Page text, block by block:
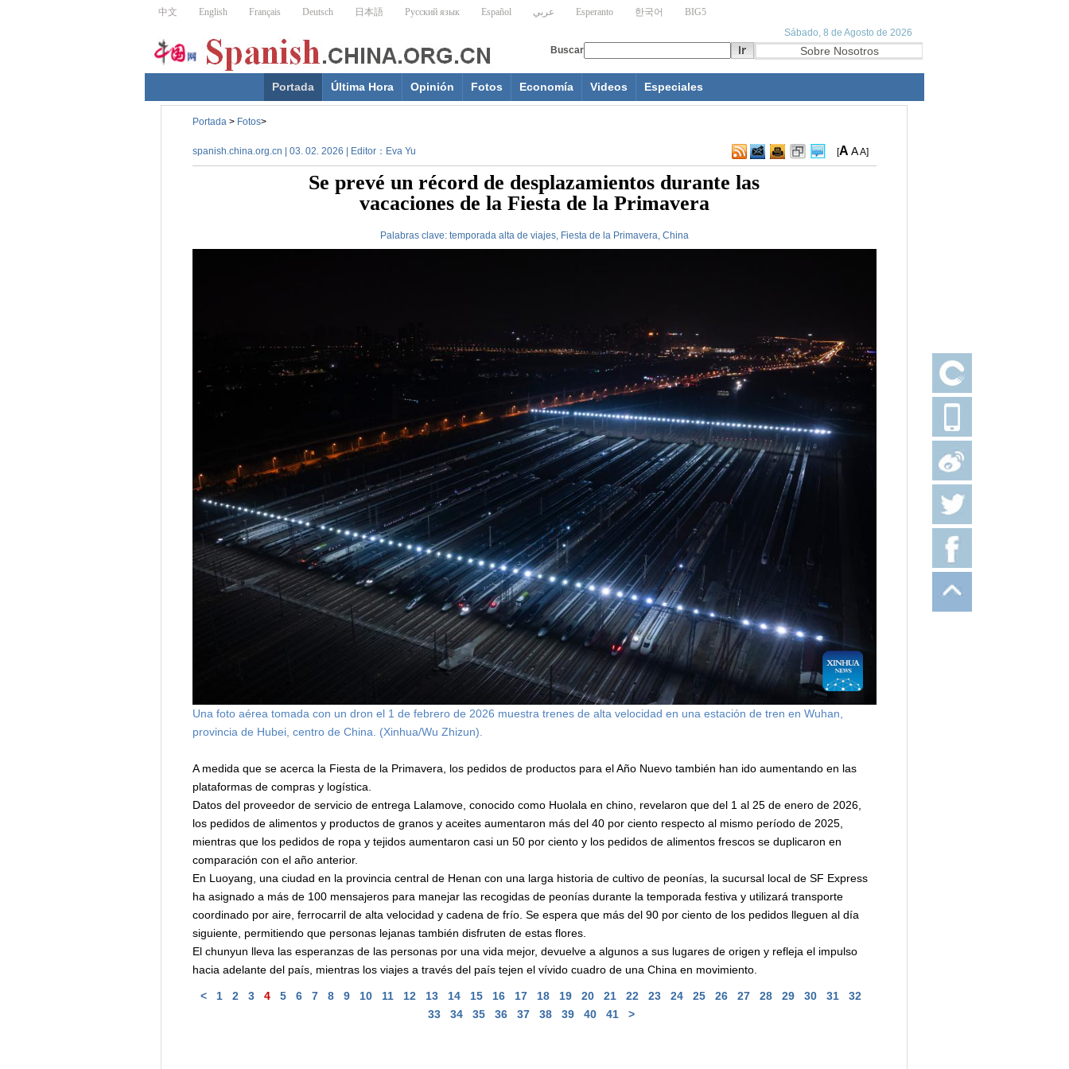
Portada Última Hora Opinión Fotos Economía Videos Especiales
Portada > Fotos>
spanish.china.org.cn | 03. 02. 2026 | Editor：Eva Yu [A AA]
Se prevé un récord de desplazamientos durante las
vacaciones de la Fiesta de la Primavera
Palabras clave: temporada alta de viajes, Fiesta de la Primavera, China
Una foto aérea tomada con un dron el 1 de febrero de 2026 muestra trenes de alta velocidad en una estación de tren en Wuhan,
provincia de Hubei, centro de China. (Xinhua/Wu Zhizun).
A medida que se acerca la Fiesta de la Primavera, los pedidos de productos para el Año Nuevo también han ido aumentando en las
plataformas de compras y logística.
Datos del proveedor de servicio de entrega Lalamove, conocido como Huolala en chino, revelaron que del 1 al 25 de enero de 2026,
los pedidos de alimentos y productos de granos y aceites aumentaron más del 40 por ciento respecto al mismo período de 2025,
mientras que los pedidos de ropa y tejidos aumentaron casi un 50 por ciento y los pedidos de alimentos frescos se duplicaron en
comparación con el año anterior.
En Luoyang, una ciudad en la provincia central de Henan con una larga historia de cultivo de peonías, la sucursal local de SF Express
ha asignado a más de 100 mensajeros para manejar las recogidas de peonías durante la temporada festiva y utilizará transporte
coordinado por aire, ferrocarril de alta velocidad y cadena de frío. Se espera que más del 90 por ciento de los pedidos lleguen al día
siguiente, permitiendo que personas lejanas también disfruten de estas flores.
El chunyun lleva las esperanzas de las personas por una vida mejor, devuelve a algunos a sus lugares de origen y refleja el impulso
hacia adelante del país, mientras los viajes a través del país tejen el vívido cuadro de una China en movimiento.
< 1 2 3 4 5 6 7 8 9 10 11 12 13 14 15 16 17 18 19 20 21 22 23 24 25 26 27 28 29 30 31
32
33
34 35 36 37 38 39 40 41 >